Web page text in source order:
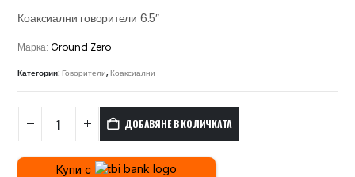
Коаксиални говорители 6.5″
Марка:Ground Zero
Категории:Говорители,Коаксиални
ДОБАВЯНЕ В КОЛИЧКАТА
Купи с